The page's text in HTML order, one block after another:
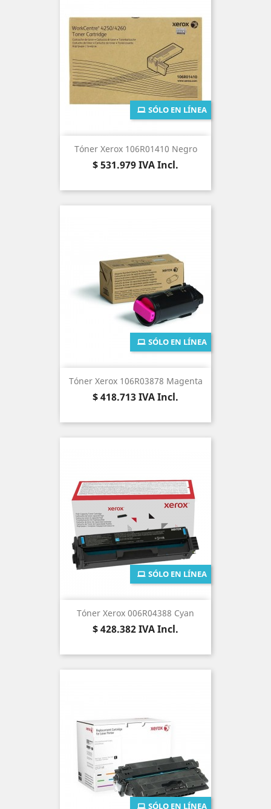
Tóner Xerox 106R01410 Negro
Precio
$ 531.979IVA Incl.
SÓLO EN LÍNEA
Tóner Xerox 106R03878 Magenta
Precio
$ 418.713IVA Incl.
SÓLO EN LÍNEA
Tóner Xerox 006R04388 Cyan
Precio
$ 428.382IVA Incl.
SÓLO EN LÍNEA
SÓLO EN LÍNEA